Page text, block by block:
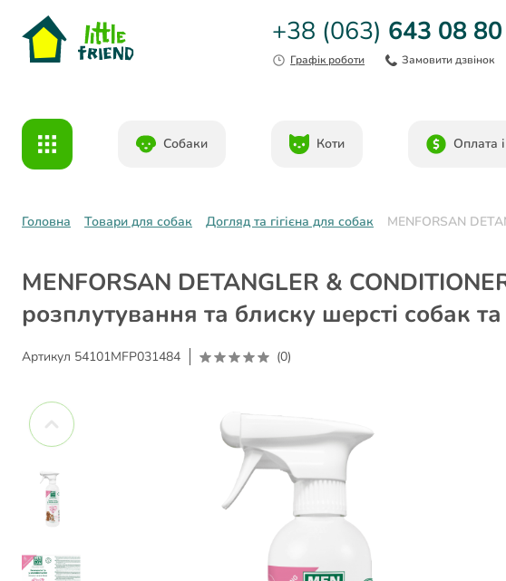
Даруємо
+38 (063) 643 08 80
Графік роботи Замовити дзвінок
Собаки Коти Оплата
Головна Товари для собак Догляд та гігієна для собак MENFORSAN
MENFORSAN DETANGLER &
розплутування та блиску шерсті собак
Артикул 54101MFP031484 (0)